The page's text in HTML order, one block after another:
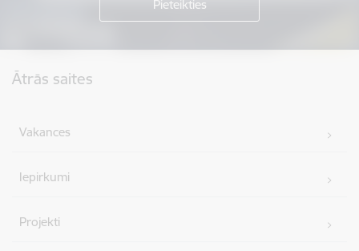
Ātrās saites
Vakances
Iepirkumi
Projekti